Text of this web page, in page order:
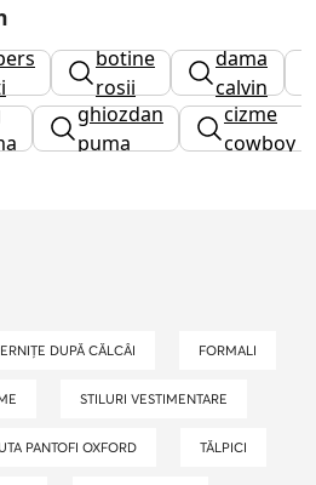
botine
rosii
dama
calvin
klein
ghiozdan
puma
cizme
cowboy
PERNIȚE DUPĂ CĂLCÂI FORMALI
STILURI VESTIMENTARE
PANTOFI OXFORD TĂLPICI